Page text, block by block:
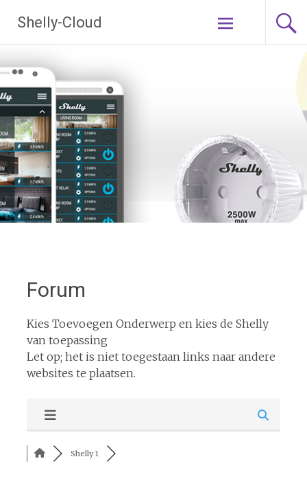
naar
de
Shelly-Cloud
Forum
Kies Toevoegen Onderwerp en kies de Shelly
van toepassing
Let op; het is niet toegestaan links naar andere
websites te plaatsen.
Shelly 1